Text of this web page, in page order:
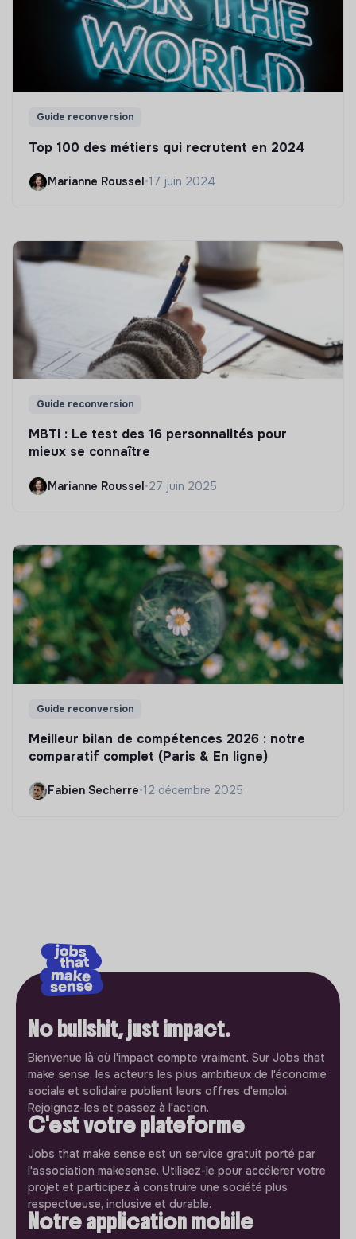
Guide reconversion
Top 100 des métiers qui recrutent en 2024
Marianne Roussel•17 juin 2024
Guide reconversion
MBTI : Le test des 16 personnalités pour
mieux se connaître
Marianne Roussel•27 juin 2025
Guide reconversion
Meilleur bilan de compétences 2026 : notre
comparatif complet (Paris & En ligne)
Fabien Secherre•12 décembre 2025
No bullshit, just impact.
Bienvenue là où l'impact compte vraiment. Sur Jobs that
make sense, les acteurs les plus ambitieux de l'économie
sociale et solidaire publient leurs offres d'emploi.
Rejoignez-les et passez à l'action.
C'est votre plateforme
Jobs that make sense est un service gratuit porté par
l'association makesense. Utilisez-le pour accélerer votre
projet et participez à construire une société plus
respectueuse, inclusive et durable.
Notre application mobile